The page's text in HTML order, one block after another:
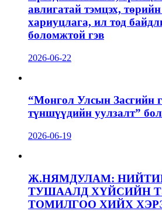
авлигатай тэмцэх,
хариуцлага, ил тод
боломжтой гэв
2026-06-22
“Монгол Улсын Засгийн
түншүүдийн уулзалт”
2026-06-19
Ж.НЯМДУЛАМ:
ТУШААЛД ХҮЙСИЙН
ТОМИЛГОО ХИЙХ